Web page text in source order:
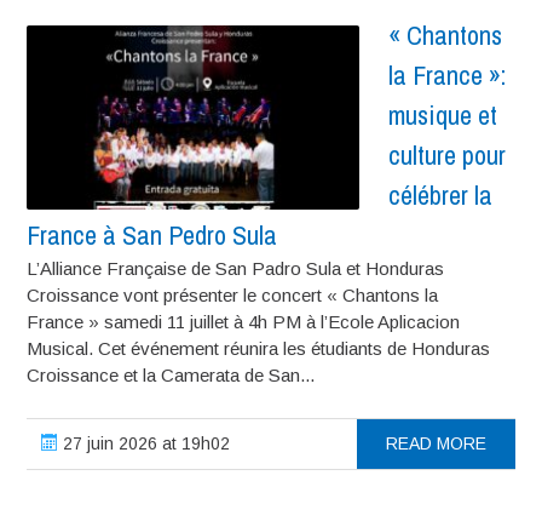
« Chantons
la France »:
musique et
culture pour
célébrer la
France à San Pedro Sula
L’Alliance Française de San Padro Sula et Honduras
Croissance vont présenter le concert « Chantons la
France » samedi 11 juillet à 4h PM à l’Ecole Aplicacion
Musical. Cet événement réunira les étudiants de Honduras
Croissance et la Camerata de San...
27 juin 2026 at 19h02 READ MORE